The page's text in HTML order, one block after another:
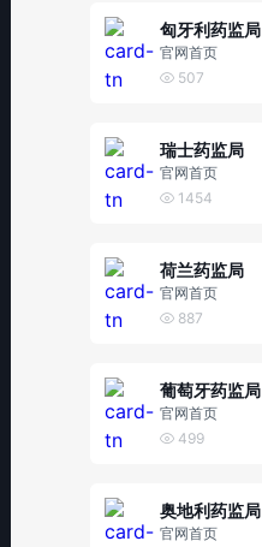
匈牙利药监局
官网首页
507
瑞士药监局
官网首页
1454
荷兰药监局
官网首页
887
葡萄牙药监局
官网首页
499
奥地利药监局
官网首页